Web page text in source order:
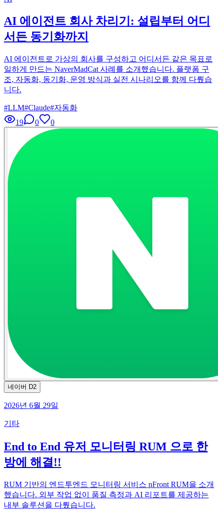
AI 에이전트 회사 차리기: 설립부터 어디
서든 동기화까지
AI 에이전트로 가상의 회사를 구성하고 어디서든 같은 목표로
일하게 만드는 NaverMadCat 사례를 소개했습니다. 플랫폼 구
조, 자동화, 동기화, 운영 방식과 실전 시나리오를 함께 다뤘습
니다.
#LLM#Claude#자동화
19
0 0
네이버 D2
2026년 6월 29일
기타
End to End 유저 모니터링 RUM 으로 한
방에 해결!!
RUM 기반의 엔드투엔드 모니터링 서비스 nFront RUM을 소개
했습니다. 외부 작업 없이 품질 측정과 AI 리포트를 제공하는
내부 솔루션을 다뤘습니다.